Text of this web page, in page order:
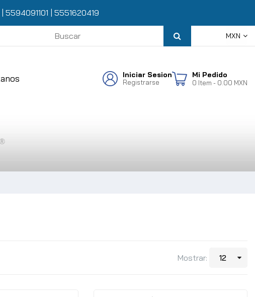
5594091101 5551620419
MXN
Iniciar Sesion
Registrarse
Mi Pedido
0 Item - 0.00 MXN
Mostrar: